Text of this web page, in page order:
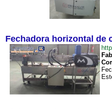
Fechadora horizontal de